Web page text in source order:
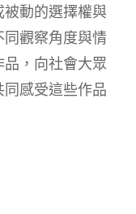
動的選擇權與
觀察角度與情
，向社會大眾
感受這些作品